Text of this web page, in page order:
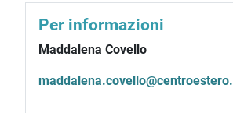
Per informazioni
Maddalena Covello